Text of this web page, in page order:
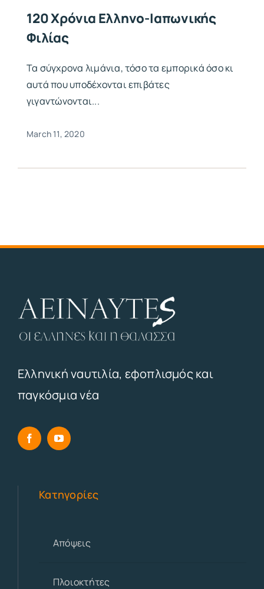
120 Χρόνια Ελληνο-Ιαπωνικής
Φιλίας
Τα σύγχρονα λιμάνια, τόσο τα εμπορικά όσο κι
αυτά που υποδέχονται επιβάτες
γιγαντώνονται...
March 11, 2020
Ελληνική ναυτιλία, εφοπλισμός και
παγκόσμια νέα
Κατηγορίες
Απόψεις
Πλοιοκτήτες